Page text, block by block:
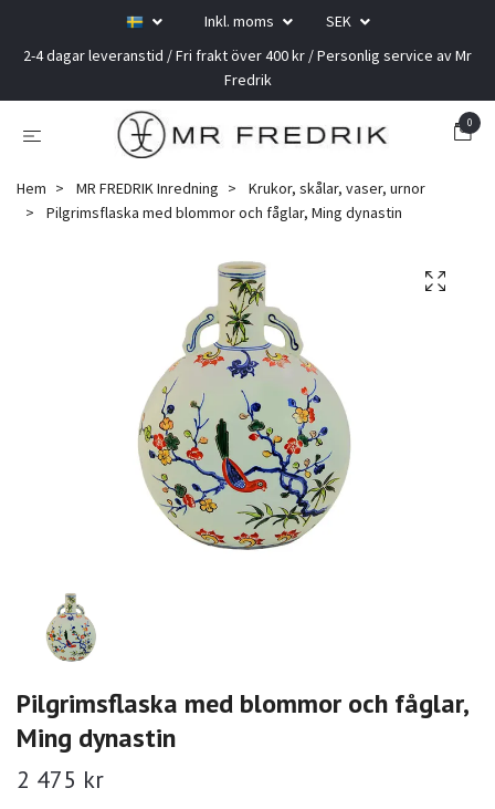
Inkl. moms
SEK
2-4 dagar leveranstid / Fri frakt över 400 kr / Personlig service av Mr
Fredrik
0
Hem MR FREDRIK Inredning
Krukor, skålar, vaser, urnor
Pilgrimsflaska med blommor och fåglar, Ming dynastin
Pilgrimsflaska med blommor och fåglar,
Ming dynastin
2 475 kr